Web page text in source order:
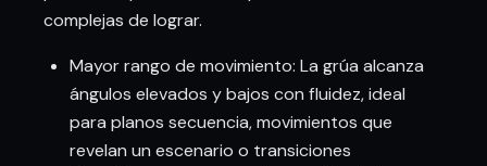
complejas de lograr.
Mayor rango de movimiento: La grúa alcanza
ángulos elevados y bajos con fluidez, ideal
para planos secuencia, movimientos que
revelan un escenario o transiciones